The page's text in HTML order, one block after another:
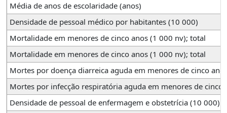
Média de anos de escolaridade (anos)
Densidade de pessoal médico por habitantes (10 000)
Mortalidade em menores de cinco anos (1 000 nv); total
Mortalidade em menores de cinco anos (1 000 nv); total
Mortes por doença diarreica aguda em menores de cinco
Mortes por infecção respiratória aguda em menores de cinco
Densidade de pessoal de enfermagem e obstetrícia (10 000)